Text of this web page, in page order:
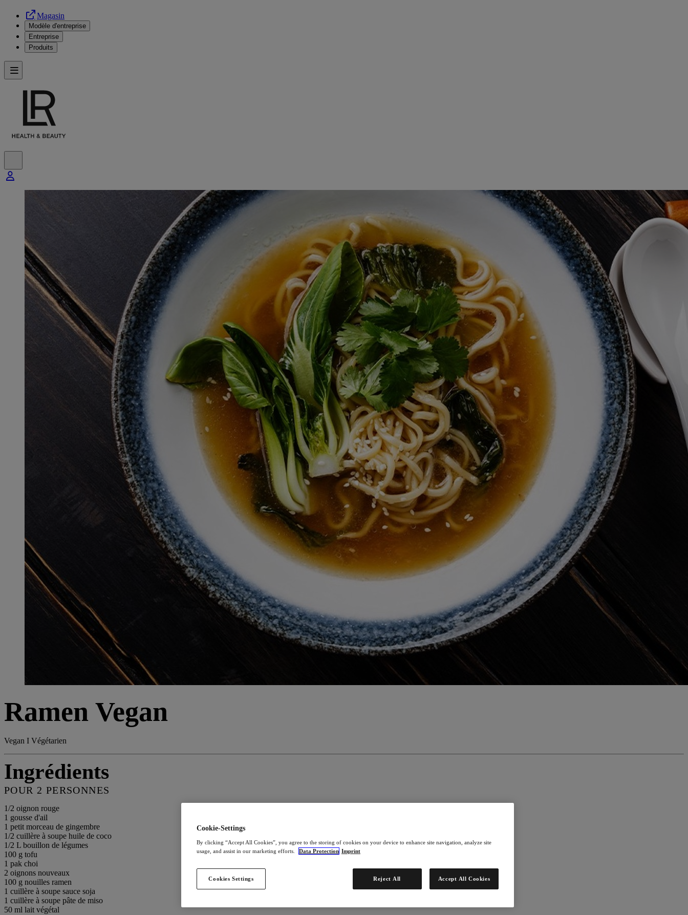
Magasin
Modèle d'entreprise
Entreprise
Produits
Ramen Vegan
Vegan I Végétarien
Ingrédients
POUR 2 PERSONNES
1/2 oignon rouge
1 gousse d'ail
1 petit morceau de gingembre
1/2 cuillère à soupe huile de coco
1/2 L bouillon de légumes
100 g tofu
1 pak choi
2 oignons nouveaux
100 g nouilles ramen
1 cuillère à soupe sauce soja
1 cuillère à soupe pâte de miso
50 ml lait végétal
Cookie-Settings
By clicking “Accept All Cookies”, you agree to the storing of cookies on your device to enhance site navigation, analyze site
usage, and assist in our marketing efforts.
Data Protection Imprint
Cookies Settings Reject All Accept All Cookies